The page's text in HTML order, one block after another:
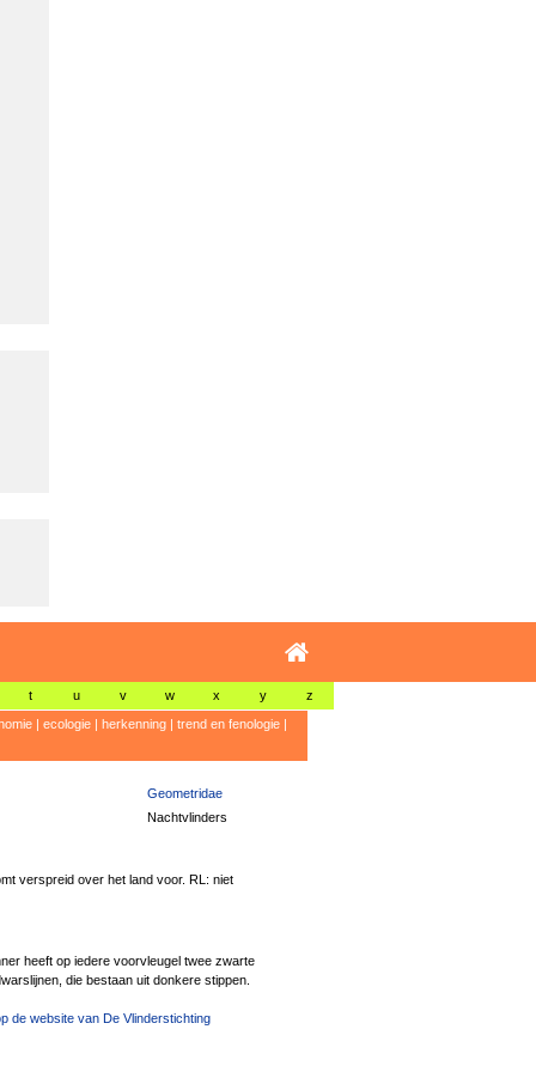
t u v w x y z
| ecologie| herkenning| trend en fenologie|
Geometridae
Nachtvlinders
verspreid over het land voor. RL: niet
heeft op iedere voorvleugel twee zwarte
die bestaan uit donkere stippen.
de website van De Vlinderstichting